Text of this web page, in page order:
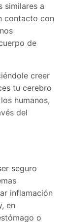
similares a
contacto con
de
creer
tu cerebro
humanos,
del
seguro
inflamación
en
o